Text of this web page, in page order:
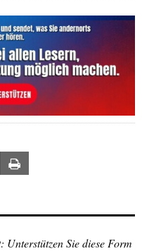
Email
Unterstützen Sie diese Form